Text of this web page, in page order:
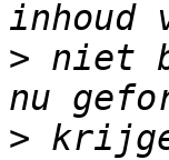
> niet
>